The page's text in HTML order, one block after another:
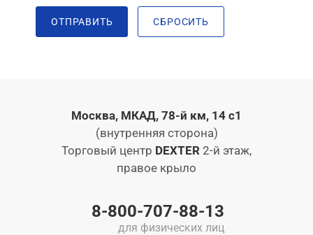
ОТПРАВИТЬ СБРОСИТЬ
Москва, МКАД, 78-й км, 14 с1
(внутренняя сторона)
Торговый центр DEXTER 2-й этаж,
правое крыло
8-800-707-88-13
для физических лиц